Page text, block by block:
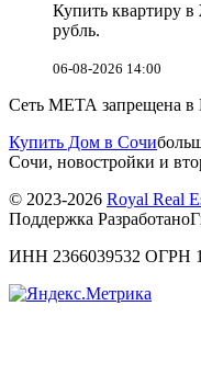
Купить квартиру
рубль.
06-08-2026 14:00
Сеть МЕТА запрещена в
Купить Дом в Сочи
Сочи, новостройки и
© 2023-2026 Royal Real
Поддержка
ИНН 2366039532 ОГРН